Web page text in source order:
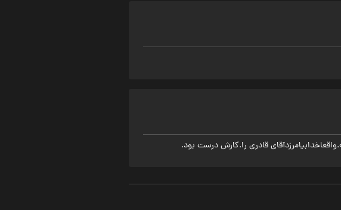
قادری را.کارش درست بود.